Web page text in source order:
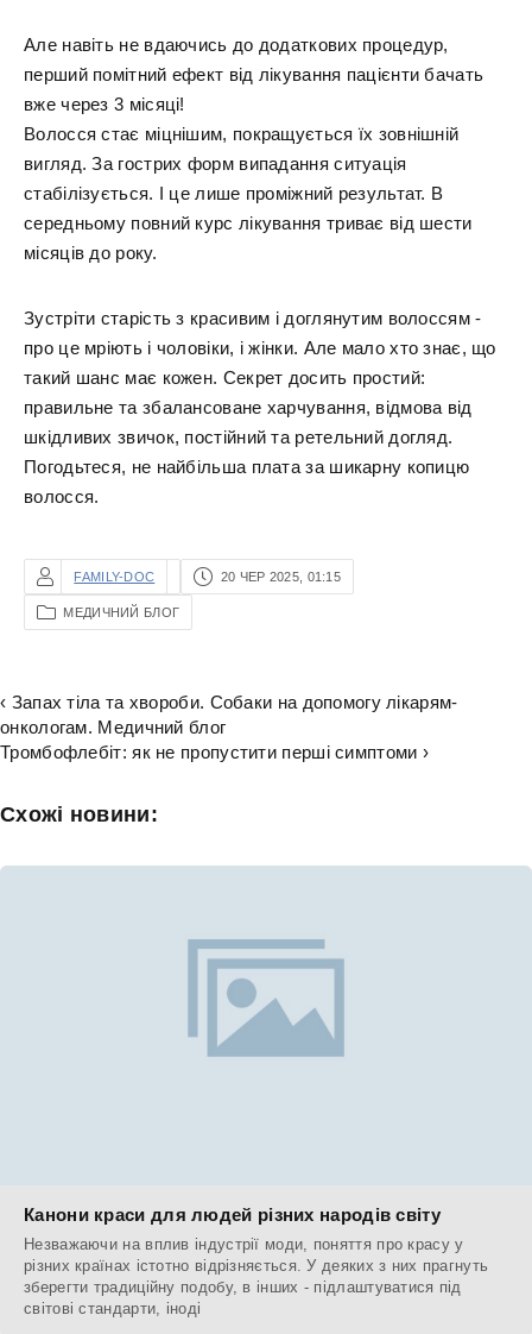
Але навіть не вдаючись до додаткових процедур,
перший помітний ефект від лікування пацієнти бачать
вже через 3 місяці!
Волосся стає міцнішим, покращується їх зовнішній
вигляд. За гострих форм випадання ситуація
стабілізується. І це лише проміжний результат. В
середньому повний курс лікування триває від шести
місяців до року.
Зустріти старість з красивим і доглянутим волоссям -
про це мріють і чоловіки, і жінки. Але мало хто знає, що
такий шанс має кожен. Секрет досить простий:
правильне та збалансоване харчування, відмова від
шкідливих звичок, постійний та ретельний догляд.
Погодьтеся, не найбільша плата за шикарну копицю
волосся.
FAMILY-DOC 20 ЧЕР 2025, 01:15
МЕДИЧНИЙ БЛОГ
‹ Запах тіла та хвороби. Собаки на допомогу лікарям-
онкологам. Медичний блог
Тромбофлебіт: як не пропустити перші симптоми ›
Схожі новини:
Канони краси для людей різних народів світу
Незважаючи на вплив індустрії моди, поняття про красу у
різних країнах істотно відрізняється. У деяких з них прагнуть
зберегти традиційну подобу, в інших - підлаштуватися під
світові стандарти, іноді